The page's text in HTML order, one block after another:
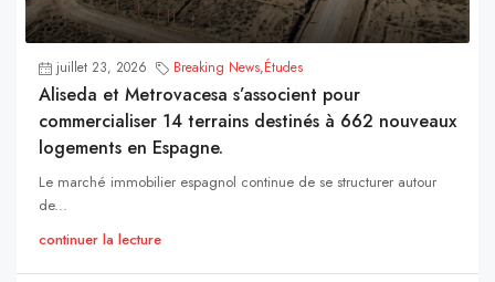
juillet 23, 2026 Breaking News,Études
Aliseda et Metrovacesa s’associent pour
commercialiser 14 terrains destinés à 662 nouveaux
logements en Espagne.
Le marché immobilier espagnol continue de se structurer autour
de...
continuer la lecture